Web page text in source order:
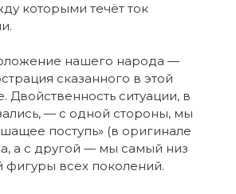
которыми течёт ток
нашего народа —
сказанного в этой
Двойственность ситуации, в
— с одной стороны, мы
поступь» (в оригинале
а с другой — мы самый низ
фигуры всех поколений.